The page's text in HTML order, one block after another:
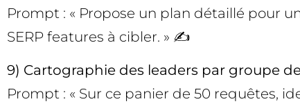
Prompt : « Propose un plan détaillé pour
SERP features à cibler. » ✍️
9) Cartographie des leaders par groupe
Prompt : « Sur ce panier de 50 requêtes,